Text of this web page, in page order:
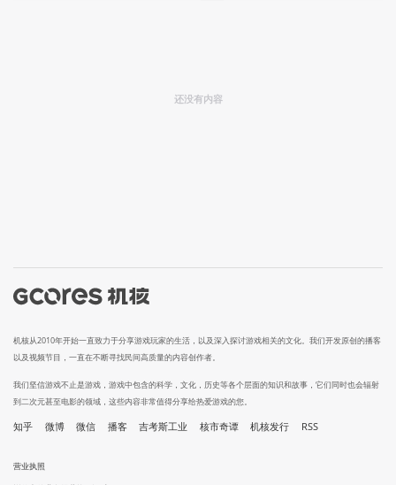
还没有内容
机核从2010年开始一直致力于分享游戏玩家的生活，以及深入探讨游戏相关的文化。我们开发原创的播客
以及视频节目，一直在不断寻找民间高质量的内容创作者。
我们坚信游戏不止是游戏，游戏中包含的科学，文化，历史等各个层面的知识和故事，它们同时也会辐射
到二次元甚至电影的领域，这些内容非常值得分享给热爱游戏的您。
知乎 微博 微信 播客 吉考斯工业 核市奇谭 机核发行 RSS
营业执照